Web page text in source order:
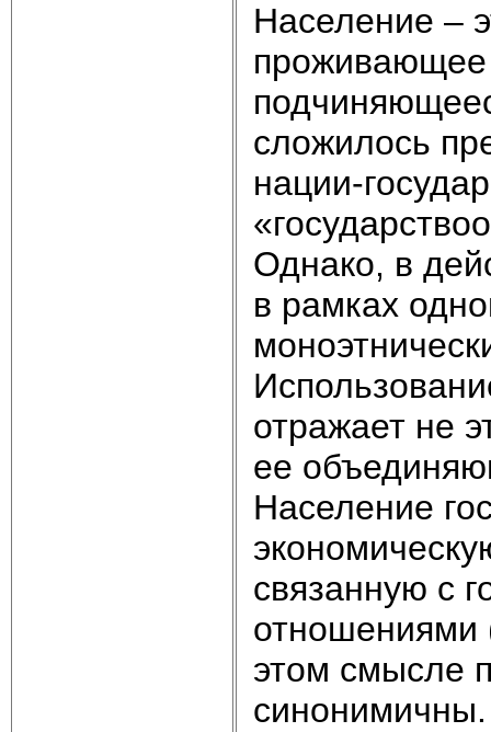
Население –
проживающее
сложилось
нации-
Однако, в
в рамках
отражает не
ее
Население
связанную с
отношениями
этом смысле
синонимичны.